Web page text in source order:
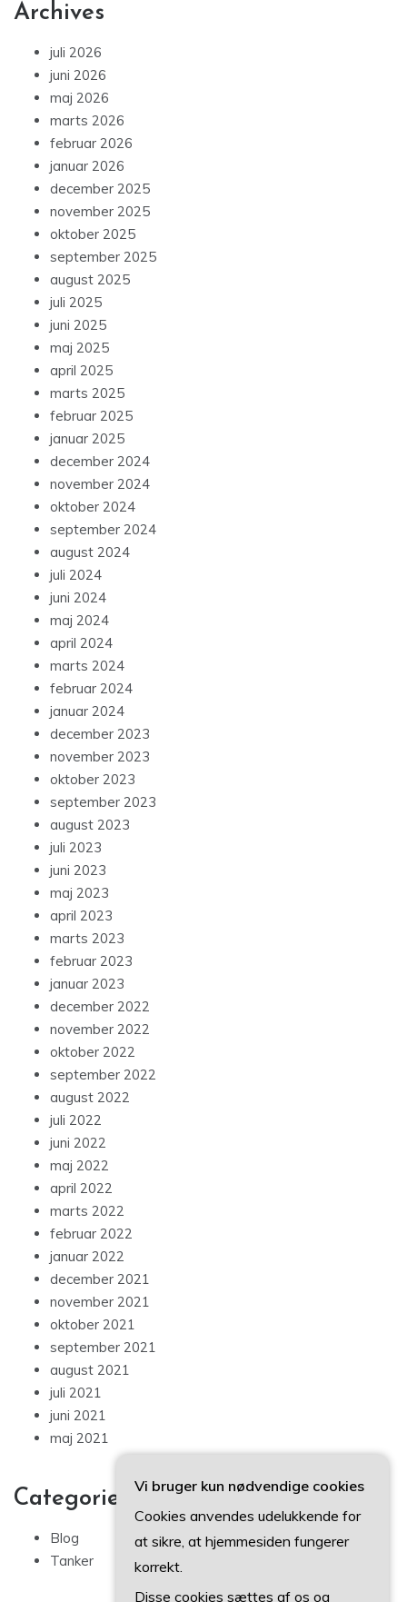
Archives
juli 2026
juni 2026
maj 2026
marts 2026
februar 2026
januar 2026
december 2025
november 2025
oktober 2025
september 2025
august 2025
juli 2025
juni 2025
maj 2025
april 2025
marts 2025
februar 2025
januar 2025
december 2024
november 2024
oktober 2024
september 2024
august 2024
juli 2024
juni 2024
maj 2024
april 2024
marts 2024
februar 2024
januar 2024
december 2023
november 2023
oktober 2023
september 2023
august 2023
juli 2023
juni 2023
maj 2023
april 2023
marts 2023
februar 2023
januar 2023
december 2022
november 2022
oktober 2022
september 2022
august 2022
juli 2022
juni 2022
maj 2022
april 2022
marts 2022
februar 2022
januar 2022
december 2021
november 2021
oktober 2021
september 2021
august 2021
juli 2021
juni 2021
maj 2021
Categories
Blog
Tanker
Vi bruger kun nødvendige cookies
Cookies anvendes udelukkende for
at sikre, at hjemmesiden fungerer
korrekt.
Disse cookies sættes af os og